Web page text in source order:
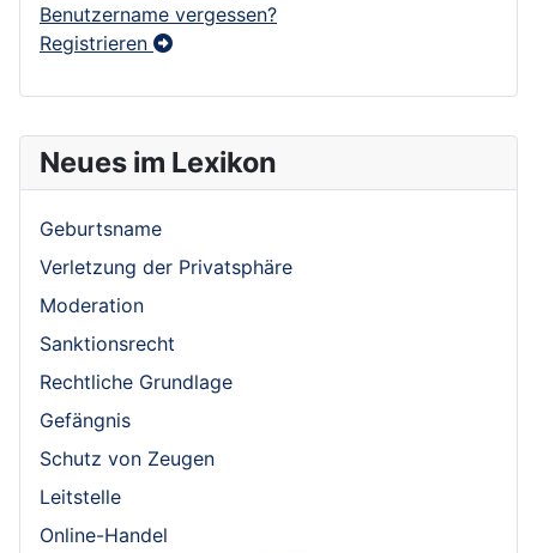
Neues im Lexikon
Geburtsname
Verletzung der Privatsphäre
Moderation
Sanktionsrecht
Rechtliche Grundlage
Gefängnis
Schutz von Zeugen
Leitstelle
Online-Handel
Benutzername vergessen?
Registrieren